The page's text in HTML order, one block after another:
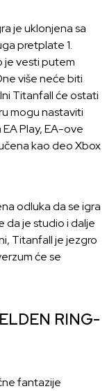
je uklonjena sa
pretplate 1.
je vesti putem
više neće biti
Titanfall će ostati
mogu nastaviti
Play, EA-ove
kao deo Xbox
odluka da se igra
da je studio i dalje
Titanfall je jezgro
će se
RING-
fantazije